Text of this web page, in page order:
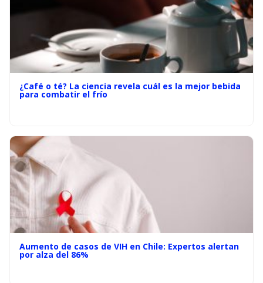
¿Café o té? La ciencia revela cuál es la mejor bebida
para combatir el frío
Aumento de casos de VIH en Chile: Expertos alertan
por alza del 86%